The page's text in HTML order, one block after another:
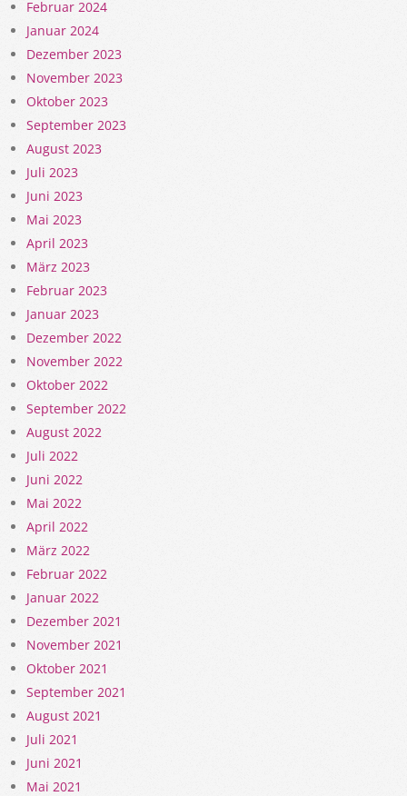
Februar 2024
Januar 2024
Dezember 2023
November 2023
Oktober 2023
September 2023
August 2023
Juli 2023
Juni 2023
Mai 2023
April 2023
März 2023
Februar 2023
Januar 2023
Dezember 2022
November 2022
Oktober 2022
September 2022
August 2022
Juli 2022
Juni 2022
Mai 2022
April 2022
März 2022
Februar 2022
Januar 2022
Dezember 2021
November 2021
Oktober 2021
September 2021
August 2021
Juli 2021
Juni 2021
Mai 2021